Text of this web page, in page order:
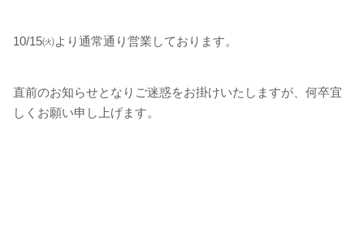
10/15㈫より通常通り営業しております。
直前のお知らせとなりご迷惑をお掛けいたしますが、何卒宜
しくお願い申し上げます。